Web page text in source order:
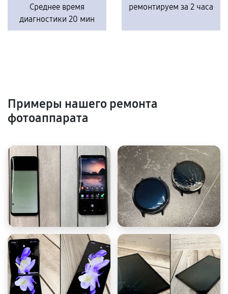
Среднее время
диагностики 20 мин
ремонтируем за 2 часа
Примеры нашего ремонта
фотоаппарата